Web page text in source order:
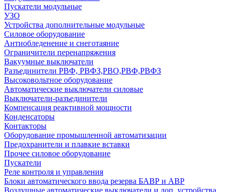
Пускатели модульные
УЗО
Устройства дополнительные модульные
Силовое оборудование
Антиобледенение и снеготаяние
Ограничители перенапряжения
Вакуумные выключатели
Разъединители РВФ, РВФЗ,РВО,РВФ,РВФЗ
Высоковольтное оборудование
Автоматические выключатели cиловые
Выключатели-разъединители
Компенсация реактивной мощности
Конденсаторы
Контакторы
Оборудование промышленной автоматизации
Предохранители и плавкие вставки
Прочее силовое оборудование
Пускатели
Реле контроля и управления
Блоки автоматического ввода резерва БАВР и АВР
Воздушные автоматические выключатели и доп. устройства